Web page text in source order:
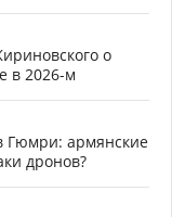
о
в 2026-м
Гюмри: армянские
дронов?